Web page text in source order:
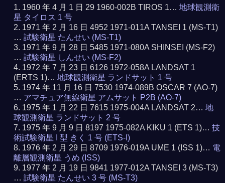
1960 年 4 月 1 日 29 1960-002B TIROS 1…地球観測衛
星 タイロス 1 号
1971 年 2 月 16 日 4952 1971-011A TANSEI 1 (MS-T1)
…試験衛星 たんせい (MS-T1)
1971 年 9 月 28 日 5485 1971-080A SHINSEI (MS-F2)
…試験衛星 しんせい (MS-F2)
1972 年 7 月 23 日 6126 1972-058A LANDSAT 1
(ERTS 1)…地球観測衛星 ランドサット 1 号
1974 年 11 月 16 日 7530 1974-089B OSCAR 7 (AO-7)
… アマチュア無線衛星 アムサット P2B (AO-7)
1975 年 1 月 22 日 7615 1975-004A LANDSAT 2…地
球観測衛星 ランドサット 2 号
1975 年 9 月 9 日 8197 1975-082A KIKU 1 (ETS 1)…技
術試験衛星 I 型 きく 1 号 (ETS-I)
1976 年 2 月 29 日 8709 1976-019A UME 1 (ISS 1)… 電
離層観測衛星 うめ (ISS)
1977 年 2 月 19 日 9841 1977-012A TANSEI 3 (MS-T3)
…試験衛星 たんせい 3 号 (MS-T3)